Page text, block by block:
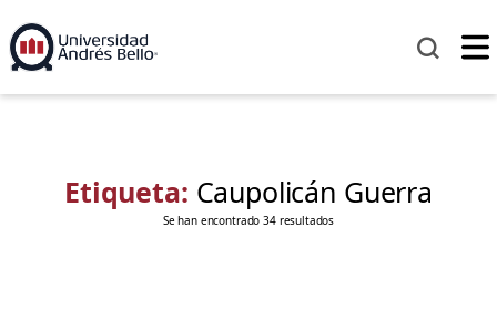
Etiqueta: Caupolicán Guerra
Se han encontrado 34 resultados